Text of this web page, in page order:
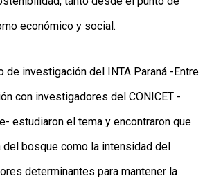
económico y social.
de investigación del INTA Paraná -Entre
con investigadores del CONICET -
estudiaron el tema y encontraron que
del bosque como la intensidad del
determinantes para mantener la